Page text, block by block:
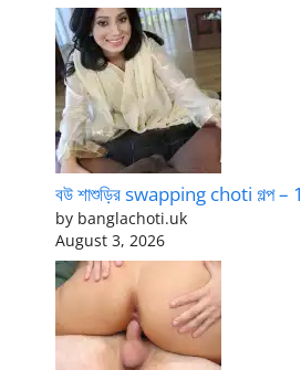
বউ শাশুড়ির swapping choti গল্প – 1
by banglachoti.uk
August 3, 2026